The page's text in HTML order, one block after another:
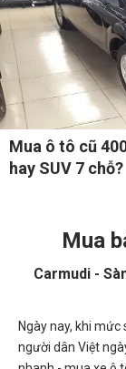
Mua ô tô cũ
hay SUV 7 chỗ?
Mua
Carmudi -
Ngày nay, khi
người dân Việt